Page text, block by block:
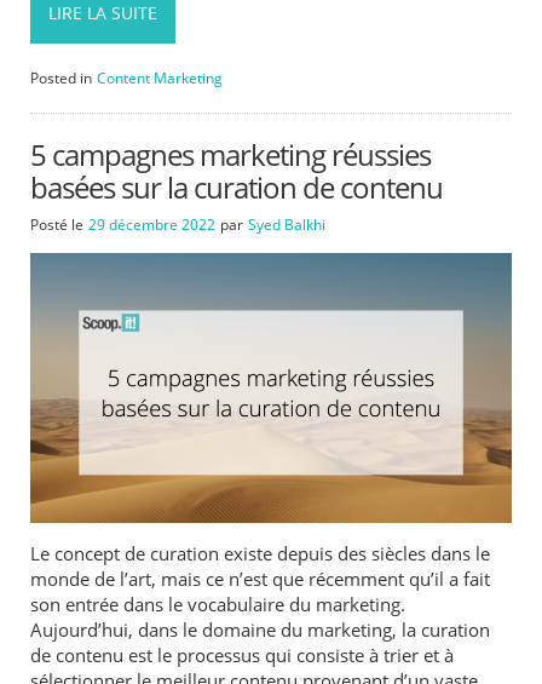
LIRE LA SUITE
Posted in Content Marketing
5 campagnes marketing réussies
basées sur la curation de contenu
Posté le 29 décembre 2022 par Syed Balkhi
Le concept de curation existe depuis des siècles dans le
monde de l’art, mais ce n’est que récemment qu’il a fait
son entrée dans le vocabulaire du marketing.
Aujourd’hui, dans le domaine du marketing, la curation
de contenu est le processus qui consiste à trier et à